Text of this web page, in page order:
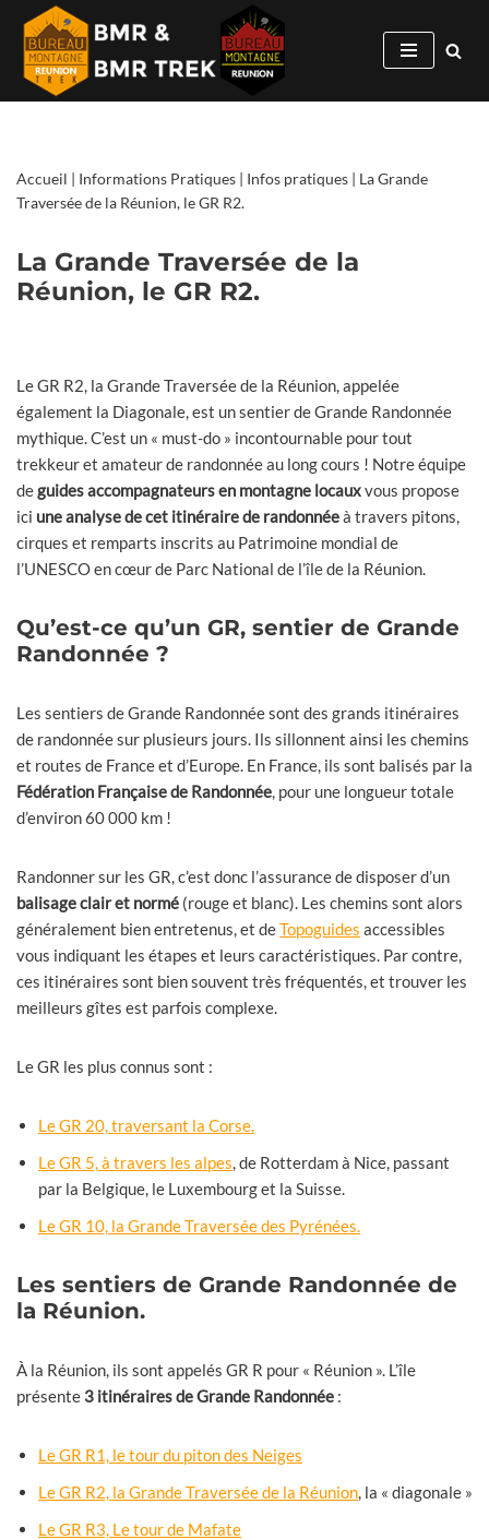
Aller
au
Accueil | Informations Pratiques | Infos pratiques | La Grande
Traversée de la Réunion, le GR R2.
La Grande Traversée de la
Réunion, le GR R2.
Le GR R2, la Grande Traversée de la Réunion, appelée
également la Diagonale, est un sentier de Grande Randonnée
mythique. C’est un « must-do » incontournable pour tout
trekkeur et amateur de randonnée au long cours ! Notre équipe
deguides accompagnateurs en montagne locauxvous propose
ici une analyse de cet itinéraire de randonnéeà travers pitons,
cirques et remparts inscrits au Patrimoine mondial de
l’UNESCO en cœur de Parc National de l’île de la Réunion.
Qu’est-ce qu’un GR, sentier de Grande
Randonnée ?
Les sentiers de Grande Randonnée sont des grands itinéraires
de randonnée sur plusieurs jours. Ils sillonnent ainsi les chemins
et routes de France et d’Europe. En France, ils sont balisés par la
Fédération Française de Randonnée , pour une longueur totale
d’environ 60 000 km !
Randonner sur les GR, c’est donc l’assurance de disposer d’un
balisage clair et normé (rouge et blanc). Les chemins sont alors
généralement bien entretenus, et deTopoguides accessibles
vous indiquant les étapes et leurs caractéristiques. Par contre,
ces itinéraires sont bien souvent très fréquentés, et trouver les
meilleurs gîtes est parfois complexe.
Le GR les plus connus sont :
Le GR 20, traversant la Corse.
Le GR 5, à travers les alpes , de Rotterdam à Nice, passant
par la Belgique, le Luxembourg et la Suisse.
Le GR 10, la Grande Traversée des Pyrénées.
Les sentiers de Grande Randonnée de
la Réunion.
À la Réunion, ils sont appelés GR R pour « Réunion ». L’île
présente 3 itinéraires de Grande Randonnée :
Le GR R1, le tour du piton des Neiges
Le GR R2, la Grande Traversée de la Réunion , la « diagonale »
Le GR R3, Le tour de Mafate